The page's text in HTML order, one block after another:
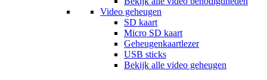
Video geheugen
SD kaart
Micro SD kaart
Geheugenkaartlezer
USB sticks
Bekijk alle video geheugen